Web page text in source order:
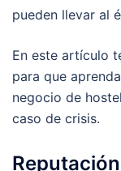
pueden llevar al
En este artículo
para que
negocio de
caso de crisis.